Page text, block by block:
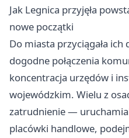
Jak Legnica przyjęła
nowe początki
Do miasta przyciągała
dogodne połączenia
koncentracja urzędów i
wojewódzkim. Wielu z
zatrudnienie —
placówki handlowe,